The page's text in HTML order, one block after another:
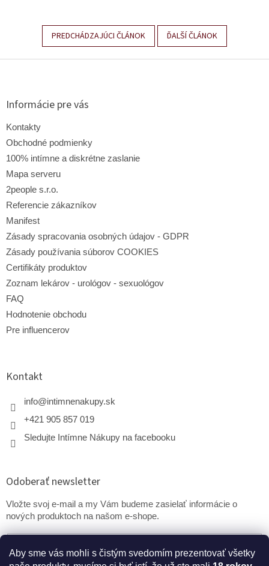
Aby sme vás mohli s čistým svedomím prezentovať všetky
PREDCHÁDZAJÚCI ČLÁNOK ĎALŠÍ ČLÁNOK
Z
Informácie pre vás
Kontakty
Obchodné podmienky
100% intímne a diskrétne zaslanie
Mapa serveru
2people s.r.o.
Referencie zákazníkov
Manifest
Zásady spracovania osobných údajov - GDPR
Zásady používania súborov COOKIES
Certifikáty produktov
Zoznam lekárov - urológov - sexuológov
FAQ
Hodnotenie obchodu
Pre influencerov
Kontakt
info@intimnenakupy.sk
+421 905 857 019
Sledujte Intímne Nákupy na facebooku
Odoberať newsletter
Vložte svoj e-mail a my Vám budeme zasielať informácie o
nových produktoch na našom e-shope.